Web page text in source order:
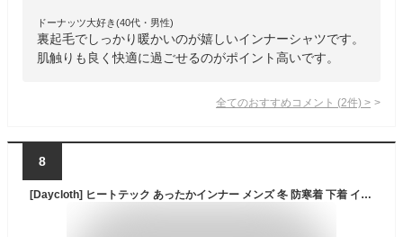
ドーナッツ大好き(40代・男性)
裏起毛でしっかり暖かいのが嬉しいインナーシャツです。
肌触りも良く快適に過ごせるのがポイント高いです。
全てのおすすめコメント (2件) >
8
[Daycloth] ヒートテック あったかインナー メンズ 冬 防寒着 下着 インナー上下セット 保温肌着 裏起毛 長袖シャツ ズボン下 高弾性【厚手・特厚】誕生日/クリスマス/敬老の日/元旦 (2XL, 黒い-特厚)